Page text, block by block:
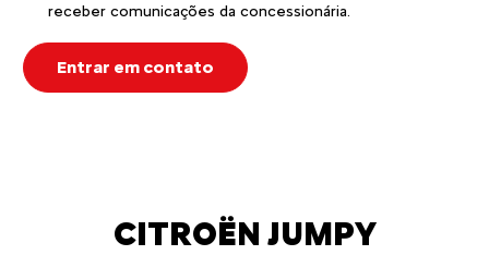
receber comunicações da concessionária.
Entrar em contato
CITROËN JUMPY